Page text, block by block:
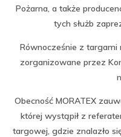
Pożarna, a także
tych służb
Równocześnie z targami
zorganizowane przez
Obecność MORATEX
której wystąpił z
targowej, gdzie znalazło